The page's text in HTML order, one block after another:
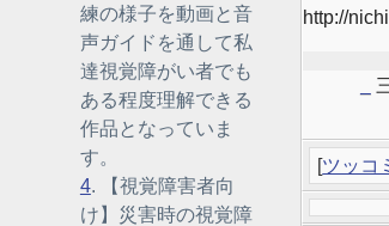
http://
[ツッコ
練の様子を動画と音
声ガイドを通して私
達視覚障がい者でも
ある程度理解できる
作品となっていま
す。
4. 【視覚障害者向
け】災害時の視覚障